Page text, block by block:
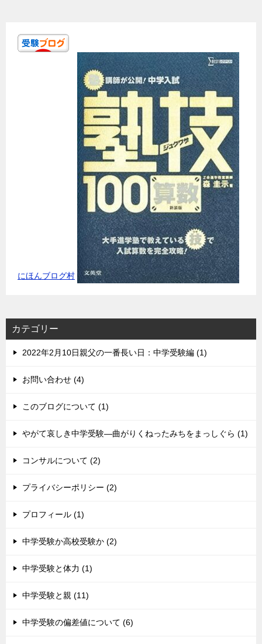
にほんブログ村
カテゴリー
2022年2月10日親父の一番長い日：中学受験編 (1)
お問い合わせ (4)
このブログについて (1)
やがて哀しき中学受験―曲がりくねったみちをまっしぐら (1)
コンサルについて (2)
プライバシーポリシー (2)
プロフィール (1)
中学受験か高校受験か (2)
中学受験と体力 (1)
中学受験と親 (11)
中学受験の偏差値について (6)